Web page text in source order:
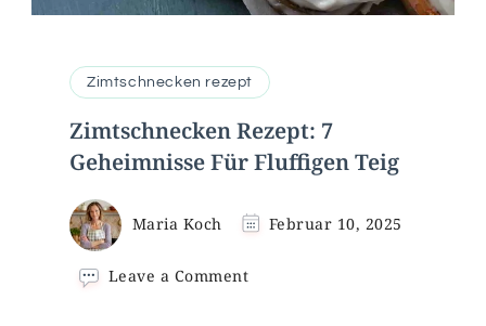
Zimtschnecken rezept
Zimtschnecken Rezept: 7
Geheimnisse Für Fluffigen Teig
Maria Koch Februar 10, 2025
Leave a Commenton